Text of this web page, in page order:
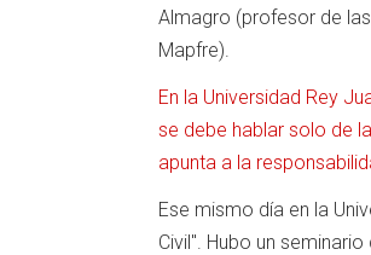
Almagro (profesor de
Mapfre).
En la Universidad Rey
se debe hablar solo de
apunta a la
Ese mismo día en la
Civil". Hubo un